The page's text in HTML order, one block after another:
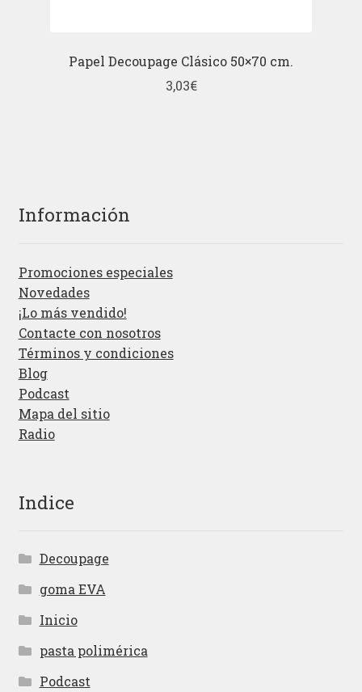
Papel Decoupage Clásico 50×70 cm.
3,03€
Información
Promociones especiales
Novedades
¡Lo más vendido!
Contacte con nosotros
Términos y condiciones
Blog
Podcast
Mapa del sitio
Radio
Indice
Decoupage
goma EVA
Inicio
pasta polimérica
Podcast